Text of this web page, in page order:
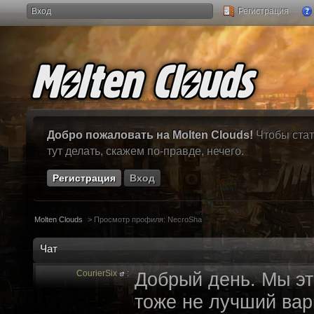
Вход Регистрация
Добро пожаловать на Molten Clouds! Чтобы
тут делать, скажем по-правде, нечего.
Регистрация Вход
Molten Clouds > Просмотр профиля: NecroSha
Чат
CourierSix : Добрый день. Мы
тоже не лучший